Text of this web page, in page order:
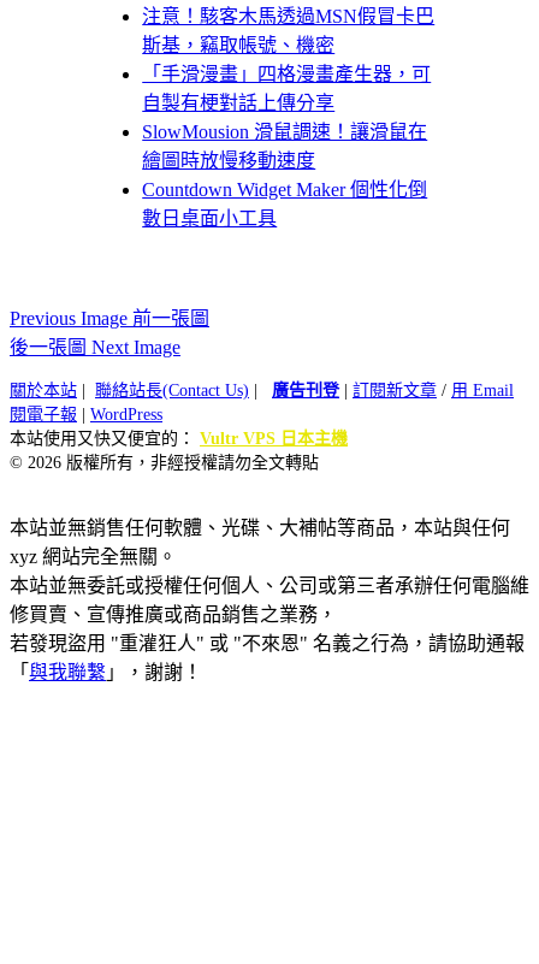
注意！駭客木馬透過MSN假冒卡巴
斯基，竊取帳號、機密
「手滑漫畫」四格漫畫產生器，可
自製有梗對話上傳分享
SlowMousion 滑鼠調速！讓滑鼠在
繪圖時放慢移動速度
Countdown Widget Maker 個性化倒
數日桌面小工具
Previous Image 前一張圖
後一張圖 Next Image
關於本站 聯絡站長(Contact Us) 廣告刊登| 訂閱新文章 / 用 Email
閱電子報
WordPress
本站使用又快又便宜的： Vultr VPS 日本主機
© 2026 版權所有，非經授權請勿全文轉貼
本站並無銷售任何軟體、光碟、大補帖等商品，本站與任何
xyz 網站完全無關。
本站並無委託或授權任何個人、公司或第三者承辦任何電腦維
修買賣、宣傳推廣或商品銷售之業務，
若發現盜用 "重灌狂人" 或 "不來恩" 名義之行為，請協助通報
「 與我聯繫 」，謝謝！